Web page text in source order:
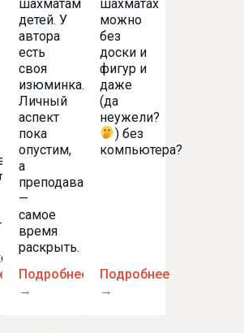
шахматам
детей. У
автора
есть
своя
изюминка.
Личный
аспект
пока
опустим,
а
преподавательский
—
самое
время
раскрыть.
Подробнее
→
шахматах
можно
без
доски и
фигур и
даже
(да
неужели?
) без
компьютера?
Подробнее
→